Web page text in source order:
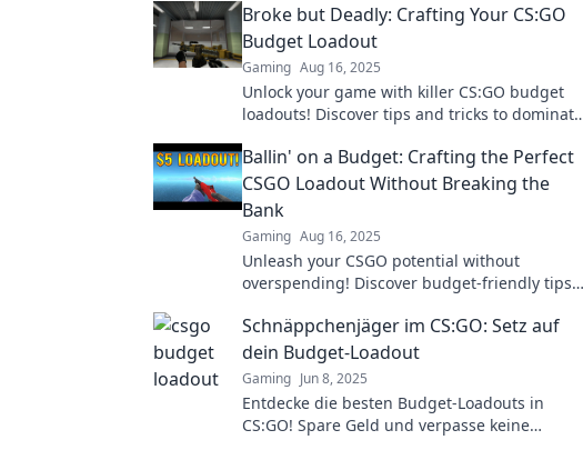
Broke but Deadly: Crafting Your CS:GO
Budget Loadout
Gaming Aug 16, 2025
Unlock your game with killer CS:GO budget
loadouts! Discover tips and tricks to dominate
Ballin' on a Budget: Crafting the Perfect
CSGO Loadout Without Breaking the
Bank
Gaming Aug 16, 2025
Unleash your CSGO potential without
overspending! Discover budget-friendly tips
dominate the game!
Schnäppchenjäger im CS:GO: Setz auf
dein Budget-Loadout
Gaming Jun 8, 2025
Entdecke die besten Budget-Loadouts in
CS:GO! Spare Geld und verpasse keine